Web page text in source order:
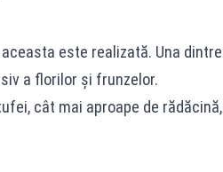
este realizată. Una dintre
a florilor şi frunzelor.
cât mai aproape de rădăcină,